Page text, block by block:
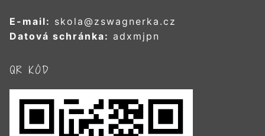
E-mail: skola@zswagnerka.cz
Datová schránka: adxmjpn
QR KÓD